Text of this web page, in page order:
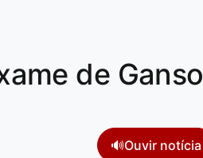
de Ganso
🔊Ouvir notícia